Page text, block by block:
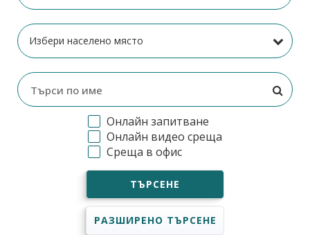
Онлайн запитване
Онлайн видео среща
Среща в офис
ТЪРСЕНЕ
РАЗШИРЕНО ТЪРСЕНЕ